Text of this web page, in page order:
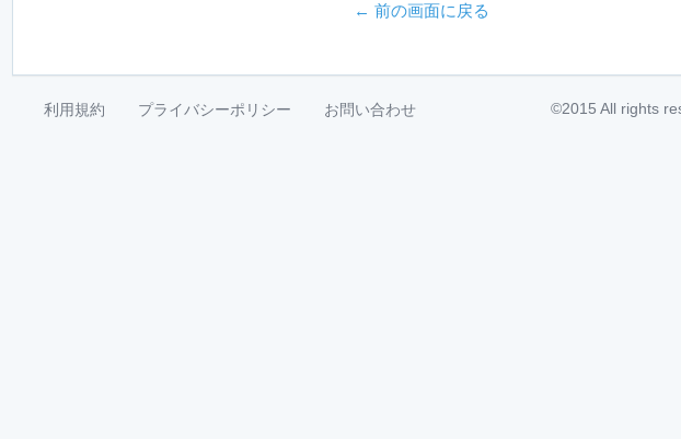
← 前の画面に戻る
利用規約 プライバシーポリシー お問い合わせ ©2015 All rights